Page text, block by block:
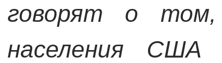
говорят о
населения США